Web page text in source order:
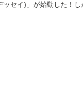
ッセイ)」が始動した！